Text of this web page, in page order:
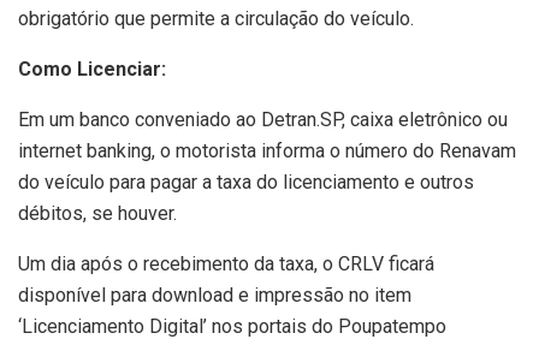
obrigatório que permite a circulação do veículo.
Como Licenciar:
Em um banco conveniado ao Detran.SP, caixa eletrônico ou
internet banking, o motorista informa o número do Renavam
do veículo para pagar a taxa do licenciamento e outros
débitos, se houver.
Um dia após o recebimento da taxa, o CRLV ficará
disponível para download e impressão no item
‘Licenciamento Digital’ nos portais do Poupatempo